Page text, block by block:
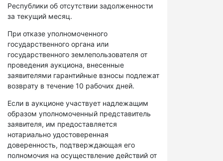
Республики об отсутствии задолженности
за текущий месяц.
При отказе уполномоченного
государственного органа или
государственного землепользователя от
проведения аукциона, внесенные
заявителями гарантийные взносы подлежат
возврату в течение 10 рабочих дней.
Если в аукционе участвует надлежащим
образом уполномоченный представитель
заявителя, им предоставляется
нотариально удостоверенная
доверенность, подтверждающая его
полномочия на осуществление действий от